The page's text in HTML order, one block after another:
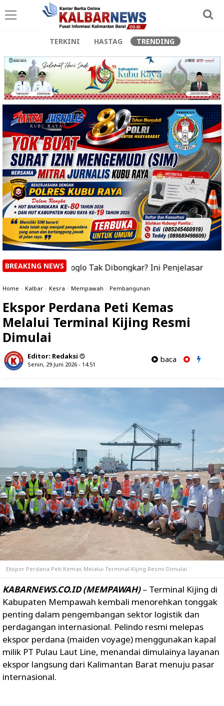
TERKINI HASTAG TRENDING
BREAKING NEWS
Joglo Tak Dibongkar? Ini Penjelasan Bupati Sujiwo
Home » Kalbar » Kesra » Mempawah » Pembangunan
Ekspor Perdana Peti Kemas
Melalui Terminal Kijing Resmi
Dimulai
Editor: Redaksi
Senin, 29 Juni 2026 - 14.51
baca
Ekspor Perdana Peti Kemas Melalui Terminal Kijing Resmi Dimulai
KABARNEWS.CO.ID (MEMPAWAH)– Terminal Kijing di
Kabupaten Mempawah kembali menorehkan tonggak
penting dalam pengembangan sektor logistik dan
perdagangan internasional. Pelindo resmi melepas
ekspor perdana (maiden voyage) menggunakan kapal
milik PT Pulau Laut Line, menandai dimulainya layanan
ekspor langsung dari Kalimantan Barat menuju pasar
internasional.